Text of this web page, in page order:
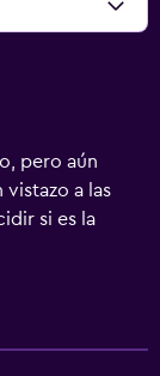
pero aún
a las
si es la